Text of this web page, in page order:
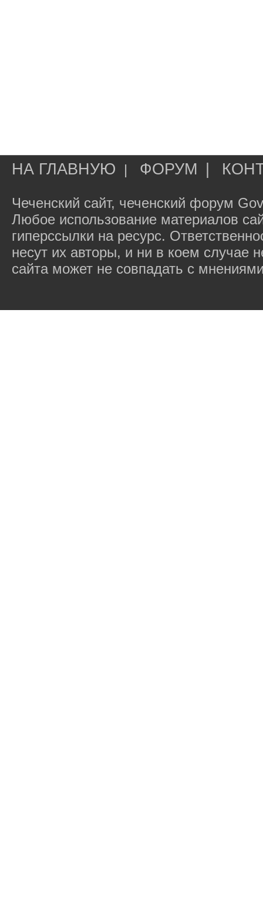
НА ГЛАВНУЮ | ФОРУМ
Чеченский сайт, чеченский форум
Любое использование материалов
гиперссылки на ресурс.
несут их авторы, и ни в коем случае
сайта может не совпадать с